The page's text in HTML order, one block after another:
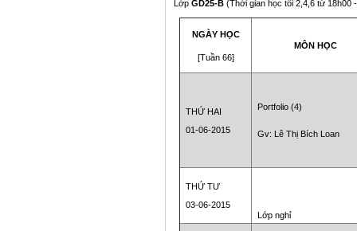
Lớp GD25-B (Thời gian học tối 2,4,6 từ 18h00
NGÀY HỌC
[Tuần 66]
MÔN HỌC
THỨ HAI
01-06-2015
Portfolio (4)
Gv: Lê Thị Bích Loan
THỨ TƯ
03-06-2015
Lớp nghỉ